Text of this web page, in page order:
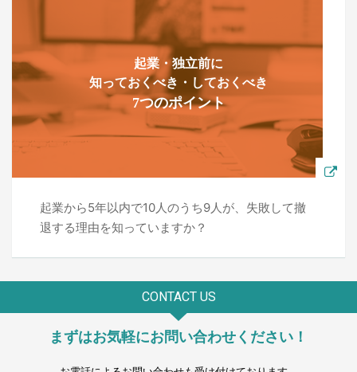
起業・独立前に
知っておくべき・しておくべき
7つのポイント
起業から5年以内で10人のうち9人が、失敗して撤
退する理由を知っていますか？
CONTACT US
まずはお気軽にお問い合わせください！